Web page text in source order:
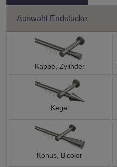
Auswahl Endstücke
Kappe, Zylinder
Kegel
Konus, Bicolor